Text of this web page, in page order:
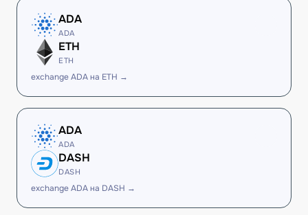
ADA
ADA
ETH
ETH
exchange ADA на ETH →
ADA
ADA
DASH
DASH
exchange ADA на DASH →